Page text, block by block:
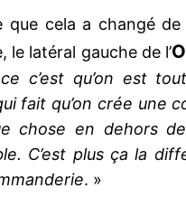
que cela a changé de
le latéral gauche de l’
c’est qu’on est
fait qu’on crée une
chose en dehors
C’est plus ça la
. »